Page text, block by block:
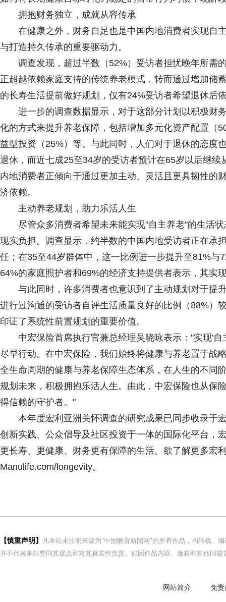
拥抱财务独立，成就从容传承
在健康之外，财务自足也是中国内地消费者实现自
与打造持久传承的重要驱动力。
调查发现，超过半数（52%）受访者担忧晚年所需
正超越依赖家庭支持的传统养老模式，转而通过增加储
的长寿生活提前做好规划，仅有24%受访者希望退休后
进一步的调查数据显示，对于这部分计划以积极财
化的方式来提升养老保障，包括增加多元化资产配置（
益型投资（25%）等。与此同时，人们对于退休的态度
退休，而近七成25至34岁的受访者预计在65岁以后继
内地消费者正倾向于通过更加主动、灵活且更具韧性的
济依赖。
主动养老规划，助力乐活人生
尽管众多消费者希望未来能实现"自主养老"的生活
现实负担。调查显示，约半数的中国内地受访者正在承
任；在35至44岁群体中，这一比例进一步提升至81%
64%的家庭照护者和69%的经济支持提供者表示，其实
与此同时，许多消费者也意识到了主动规划对于提
进行过沟通的受访者自评生活质量良好的比例（88%）
印证了系统性前置规划的重要价值。
中宏保险首席执行官兼总经理吴晓咏表示："实现'
尽早行动。在中宏保险，我们始终将健康与养老置于战
全生命周期的健康与养老保障生态体系，在人生的不同
规划未来，积极拥抱乐活人生。由此，中宏保险也从保
得信赖的守护者。"
本年度宏利亚洲关怀调查的研究成果已同步收录于
创新实践、公众倡导及社区投资于一体的国际化平台，
更长寿、更健康、财务更有保障的生活。欲了解更多宏
Manulife.com/longevity。
【慎重声明】
凡本站未注明来源为"中国教育新闻网"的所有作品，均转载、
并不代表本站赞同其观点和对其真实性负责。如因作品内容、版权和其他问
网站简介 免责